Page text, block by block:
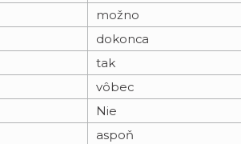
možno
dokonca
tak
vôbec
Nie
aspoň